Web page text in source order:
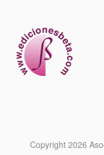
Copyright 2026